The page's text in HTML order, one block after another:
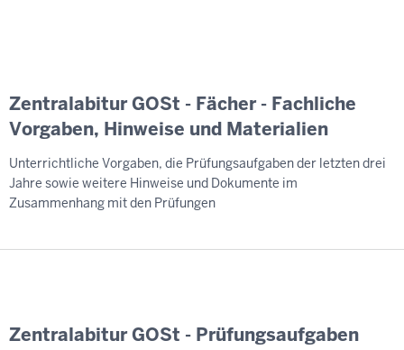
Zentralabitur GOSt - Fächer - Fachliche
Vorgaben, Hinweise und Materialien
Unterrichtliche Vorgaben, die Prüfungsaufgaben der letzten drei
Jahre sowie weitere Hinweise und Dokumente im
Zusammenhang mit den Prüfungen
Zentralabitur GOSt - Prüfungsaufgaben